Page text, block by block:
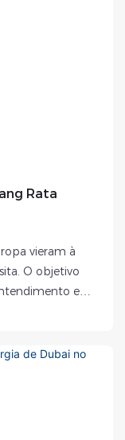
Rata
vieram à
O objetivo
e